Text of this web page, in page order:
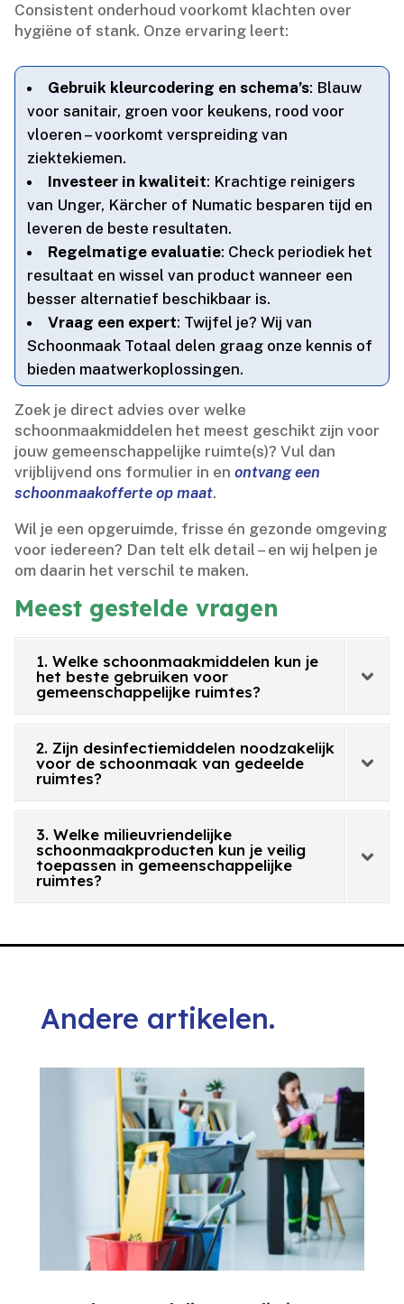
Consistent onderhoud voorkomt klachten over
hygiëne of stank.​ Onze ervaring leert:
Gebruik kleurcodering en schema’s: Blauw
voor sanitair, groen voor keukens, rood voor
vloeren – voorkomt verspreiding van
ziektekiemen.​
Investeer in kwaliteit: Krachtige reinigers
van Unger, Kärcher of Numatic besparen tijd en
leveren de beste resultaten.​
Regelmatige evaluatie: Check periodiek het
resultaat en wissel van product wanneer een
besser alternatief beschikbaar is.​
Vraag een expert: Twijfel je? Wij van
Schoonmaak Totaal delen graag onze kennis of
bieden maatwerkoplossingen.​
Zoek je direct advies over welke
schoonmaakmiddelen het meest geschikt zijn voor
jouw gemeenschappelijke ruimte(s)? Vul dan
vrijblijvend ons formulier in enontvang een
schoonmaakofferte op maat.​
Wil je een opgeruimde, frisse én gezonde omgeving
voor iedereen? Dan telt elk detail – en wij helpen je
om daarin het verschil te maken.​
Meest gestelde vragen
1. Welke schoonmaakmiddelen kun je
het beste gebruiken voor
gemeenschappelijke ruimtes?
2. Zijn desinfectiemiddelen noodzakelijk
voor de schoonmaak van gedeelde
ruimtes?
3. Welke milieuvriendelijke
schoonmaakproducten kun je veilig
toepassen in gemeenschappelijke
ruimtes?
Andere artikelen.